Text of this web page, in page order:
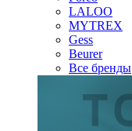
LALOO
MYTREX
Gess
Beurer
Все бренды